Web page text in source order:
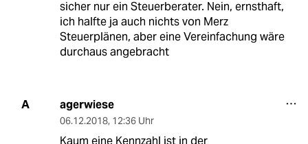
sicher nur ein Steuerberater. Nein, ernsthaft,
ich halfte ja auch nichts von Merz
Steuerplänen, aber eine Vereinfachung wäre
durchaus angebracht
A agerwiese
06.12.2018, 12:36 Uhr
Kaum eine Kennzahl ist in der